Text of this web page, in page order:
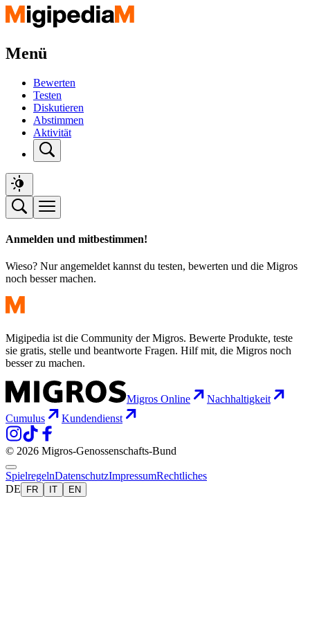
Menü
Bewerten
Testen
Diskutieren
Abstimmen
Aktivität
Anmelden und mitbestimmen!
Wieso? Nur angemeldet kannst du testen, bewerten und die Migros
noch besser machen.
Migipedia ist die Community der Migros. Bewerte Produkte, teste
sie gratis, stelle und beantworte Fragen. Hilf mit, die Migros noch
besser zu machen.
Migros Online
Nachhaltigkeit
Cumulus
Kundendienst
© 2026 Migros-Genossenschafts-Bund
SpielregelnDatenschutzImpressumRechtliches
DE
FR IT EN